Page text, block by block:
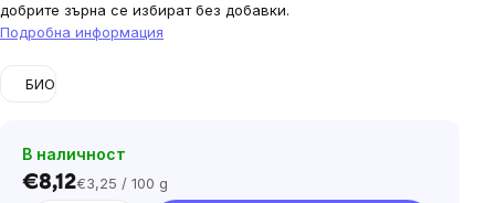
добрите зърна се избират без добавки.
Подробна информация
БИО
В наличност
€8,12Цена
€3,25 / 100 g